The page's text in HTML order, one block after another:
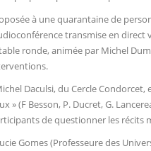
à une quarantaine de
transmise en direct
ronde, animée par Michel
Daculsi, du Cercle Condorcet,
» (F Besson, P. Ducret, G.
de questionner les récits
Gomes (Professeure des